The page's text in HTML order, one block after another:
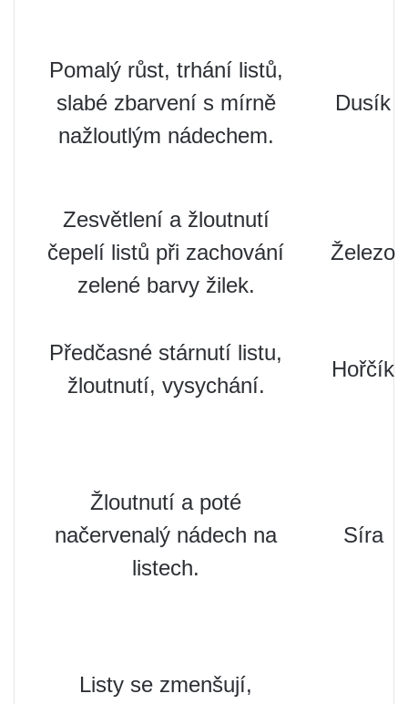
Pomalý růst, trhání listů,
slabé zbarvení s mírně
nažloutlým nádechem.
Dusík
Zesvětlení a žloutnutí
čepelí listů při zachování
zelené barvy žilek.
Železo
Předčasné stárnutí listu,
žloutnutí, vysychání.
Hořčík
Žloutnutí a poté
načervenalý nádech na
listech.
Síra
Listy se zmenšují,